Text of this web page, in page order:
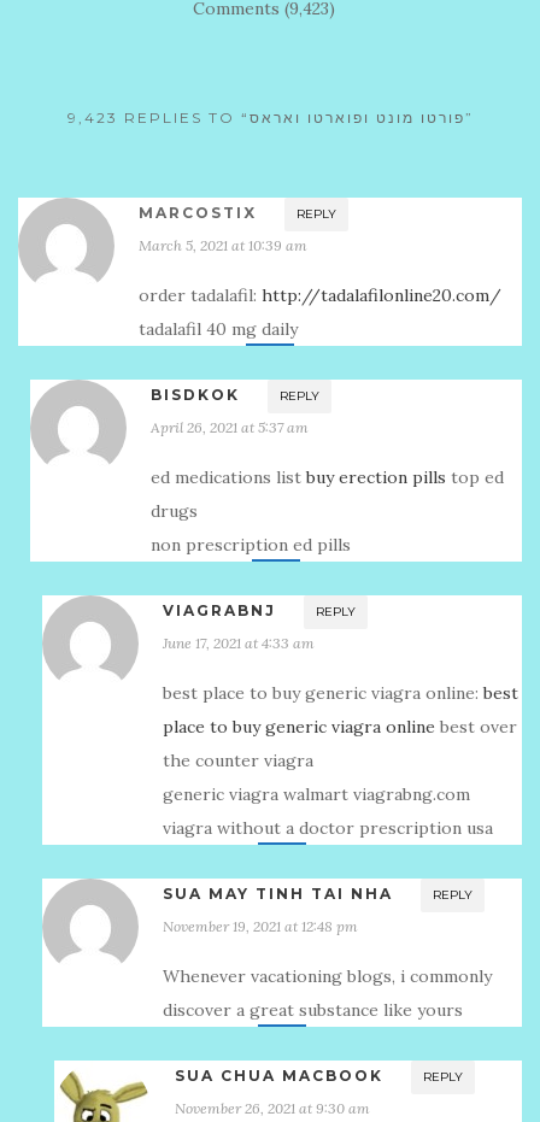
Comments (9,423)
9,423 REPLIES TO “פורטו מונט ופוארטו ואראס”
MARCOSTIX REPLY
March 5, 2021 at 10:39 am
order tadalafil: http://tadalafilonline20.com/
tadalafil 40 mg daily
BISDKOK REPLY
April 26, 2021 at 5:37 am
ed medications listbuy erection pills top ed
drugs
non prescription ed pills
VIAGRABNJ REPLY
June 17, 2021 at 4:33 am
best place to buy generic viagra online:best
place to buy generic viagra online best over
the counter viagra
generic viagra walmart viagrabng.com
viagra without a doctor prescription usa
SUA MAY TINH TAI NHA REPLY
November 19, 2021 at 12:48 pm
Whenever vacationing blogs, i commonly
discover a great substance like yours
SUA CHUA MACBOOK REPLY
November 26, 2021 at 9:30 am